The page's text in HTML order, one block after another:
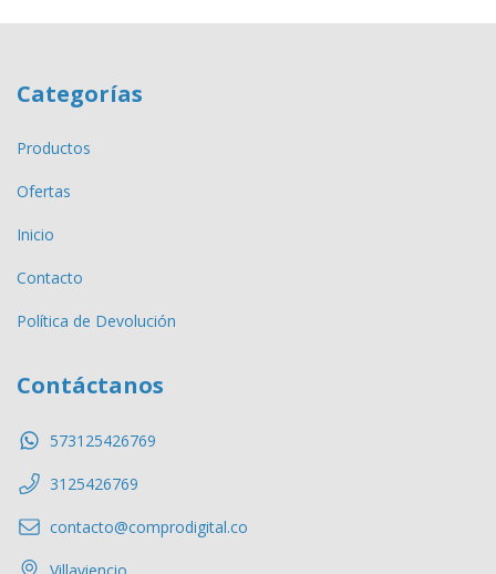
Categorías
Productos
Ofertas
Inicio
Contacto
Política de Devolución
Contáctanos
573125426769
3125426769
contacto@comprodigital.co